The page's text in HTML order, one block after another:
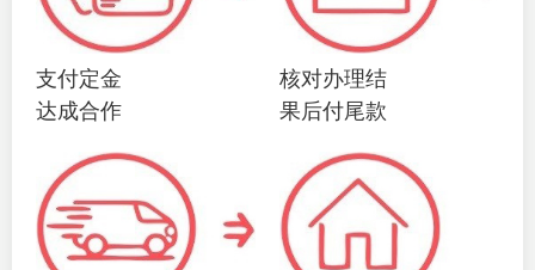
支付定金
达成合作
核对办理结
果后付尾款